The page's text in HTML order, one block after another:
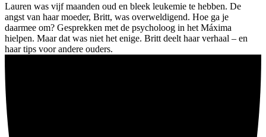
Lauren was vijf maanden oud en bleek leukemie te hebben. De
angst van haar moeder, Britt, was overweldigend. Hoe ga je
daarmee om? Gesprekken met de psycholoog in het Máxima
hielpen. Maar dat was niet het enige. Britt deelt haar verhaal – en
haar tips voor andere ouders.